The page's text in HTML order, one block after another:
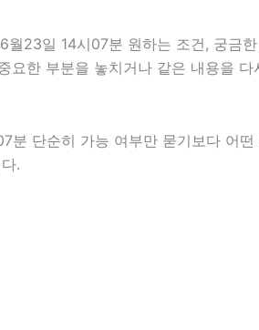
23일 14시07분 원하는 조건, 궁금
한 부분을 놓치거나 같은 내용을
단순히 가능 여부만 묻기보다 어
.